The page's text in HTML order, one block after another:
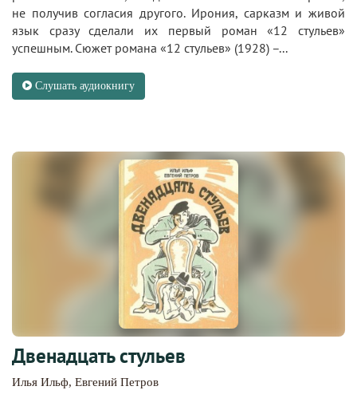
не получив согласия другого. Ирония, сарказм и живой
язык сразу сделали их первый роман «12 стульев»
успешным. Сюжет романа «12 стульев» (1928) –...
Слушать аудиокнигу
Двенадцать стульев
Илья Ильф, Евгений Петров